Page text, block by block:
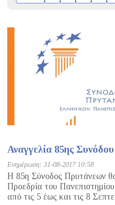
Αναγγελία 85ης
Ενημέρωση: 31-08-2017 10:58
Η 85η Σύνοδος Πρυτάνεων
Προεδρία του
από τις 5 έως και τις 8